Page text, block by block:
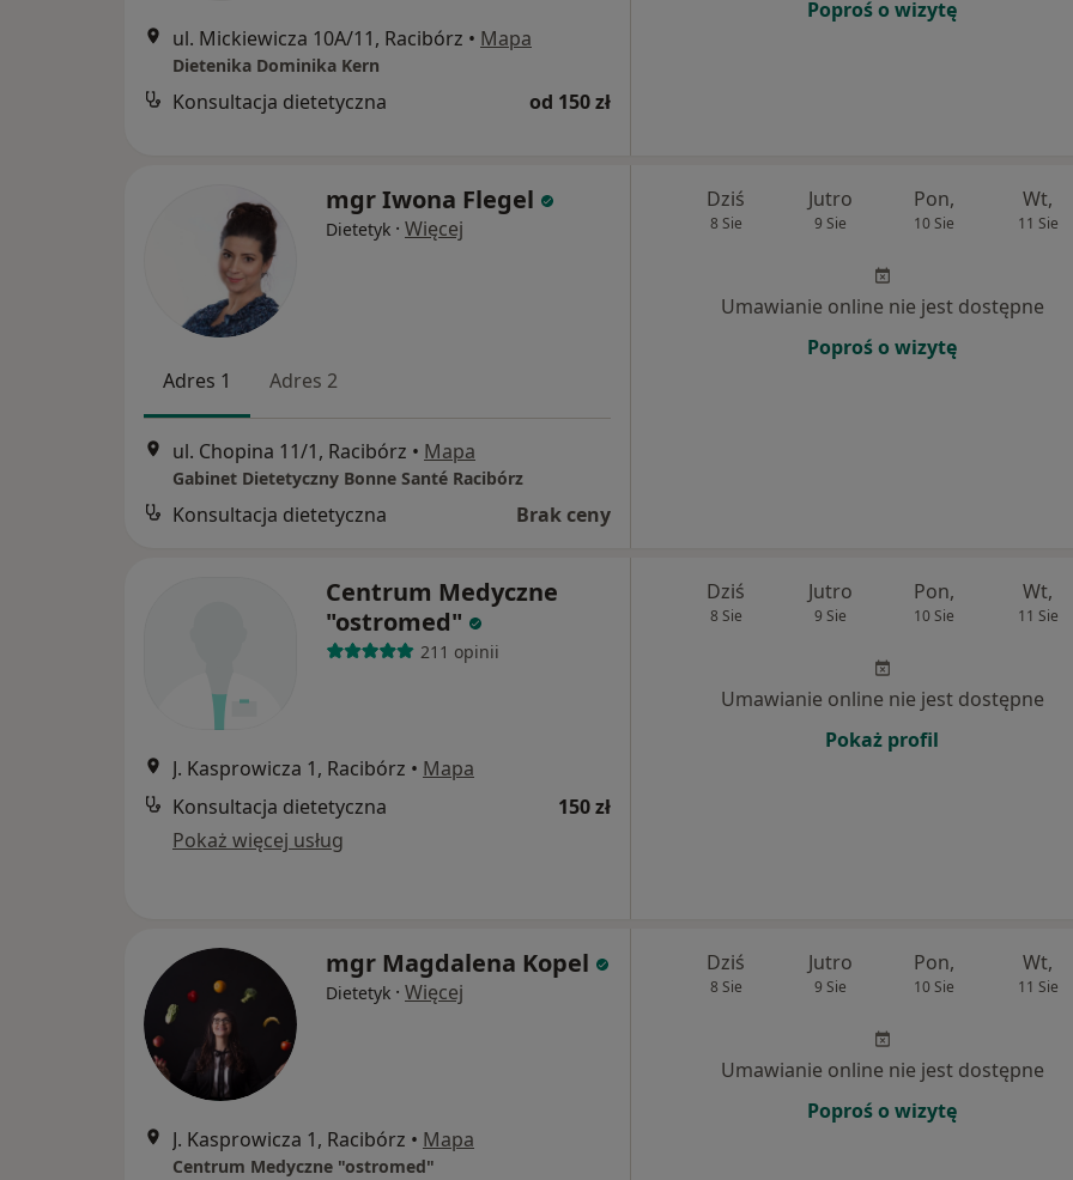
ul. Mickiewicza 10A/11, Racibórz • Mapa
Dietenika Dominika Kern
Konsultacja dietetyczna od 150 zł
Poproś o wizytę
mgr Iwona Flegel
Dietetyk · Więcej
Adres 1 Adres 2
ul. Chopina 11/1, Racibórz • Mapa
Gabinet Dietetyczny Bonne Santé Racibórz
Konsultacja dietetyczna Brak ceny
Dziś
8 Sie
Jutro
9 Sie
Pon,
10 Sie
Wt,
11 Sie
Umawianie online nie jest dostępne
Poproś o wizytę
Centrum Medyczne
"ostromed"
211 opinii
J. Kasprowicza 1, Racibórz • Mapa
Konsultacja dietetyczna
150 zł
Pokaż więcej usług
Dziś
8 Sie
Jutro
9 Sie
Pon,
10 Sie
Wt,
11 Sie
Umawianie online nie jest dostępne
Pokaż profil
mgr Magdalena Kopel
Dietetyk · Więcej
J. Kasprowicza 1, Racibórz • Mapa
Centrum Medyczne "ostromed"
Dziś
8 Sie
Jutro
9 Sie
Pon,
10 Sie
Wt,
11 Sie
Umawianie online nie jest dostępne
Poproś o wizytę